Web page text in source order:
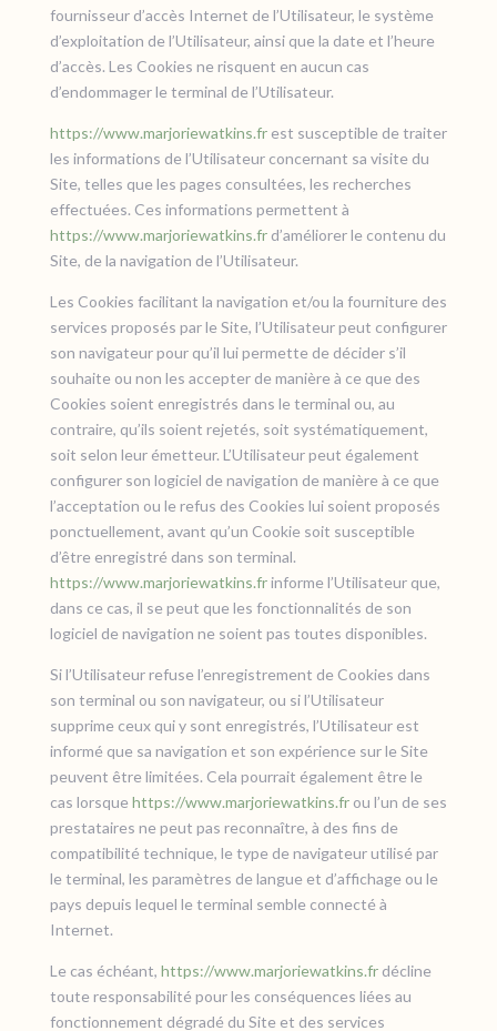
fournisseur d’accès Internet de l’Utilisateur, le système
d’exploitation de l’Utilisateur, ainsi que la date et l’heure
d’accès. Les Cookies ne risquent en aucun cas
d’endommager le terminal de l’Utilisateur.
https://www.marjoriewatkins.frest susceptible de traiter
les informations de l’Utilisateur concernant sa visite du
Site, telles que les pages consultées, les recherches
effectuées. Ces informations permettent à
https://www.marjoriewatkins.frd’améliorer le contenu du
Site, de la navigation de l’Utilisateur.
Les Cookies facilitant la navigation et/ou la fourniture des
services proposés par le Site, l’Utilisateur peut configurer
son navigateur pour qu’il lui permette de décider s’il
souhaite ou non les accepter de manière à ce que des
Cookies soient enregistrés dans le terminal ou, au
contraire, qu’ils soient rejetés, soit systématiquement,
soit selon leur émetteur. L’Utilisateur peut également
configurer son logiciel de navigation de manière à ce que
l’acceptation ou le refus des Cookies lui soient proposés
ponctuellement, avant qu’un Cookie soit susceptible
d’être enregistré dans son terminal.
https://www.marjoriewatkins.frinforme l’Utilisateur que,
dans ce cas, il se peut que les fonctionnalités de son
logiciel de navigation ne soient pas toutes disponibles.
Si l’Utilisateur refuse l’enregistrement de Cookies dans
son terminal ou son navigateur, ou si l’Utilisateur
supprime ceux qui y sont enregistrés, l’Utilisateur est
informé que sa navigation et son expérience sur le Site
peuvent être limitées. Cela pourrait également être le
cas lorsque https://www.marjoriewatkins.frou l’un de ses
prestataires ne peut pas reconnaître, à des fins de
compatibilité technique, le type de navigateur utilisé par
le terminal, les paramètres de langue et d’affichage ou le
pays depuis lequel le terminal semble connecté à
Internet.
Le cas échéant, https://www.marjoriewatkins.frdécline
toute responsabilité pour les conséquences liées au
fonctionnement dégradé du Site et des services